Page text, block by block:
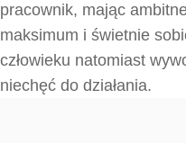
pracownik, mając
maksimum i świetnie
człowieku natomiast
niechęć do działania.